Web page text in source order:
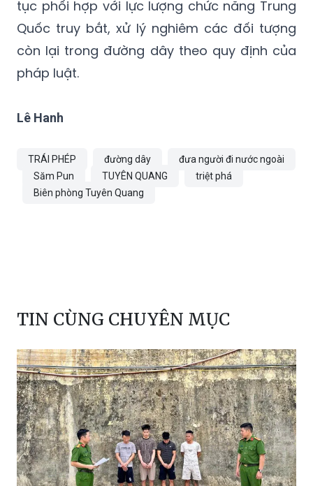
các đối tượng và hồ sơ cho Cơ quan An ninh
điều tra theo thẩm quyền. Đồng thời, tiếp
tục phối hợp với lực lượng chức năng Trung
Quốc truy bắt, xử lý nghiêm các đối tượng
pháp luật.
Lê Hanh
TIN CÙNG CHUYÊN MỤC